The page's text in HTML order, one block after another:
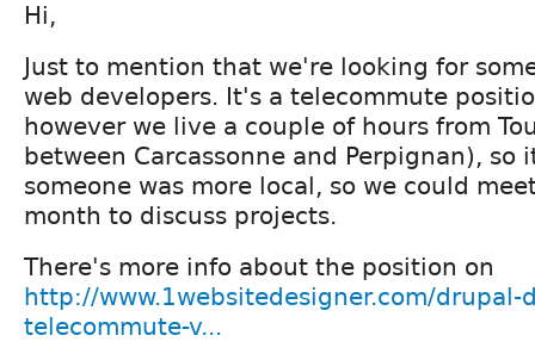
Hi,
Just to mention that we're looking for
web developers. It's a telecommute
however we live a couple of hours from
between Carcassonne and Perpignan),
someone was more local, so we could
month to discuss projects.
There's more info about the position on
http://www.1websitedesigner.com/drupal-
telecommute-v...